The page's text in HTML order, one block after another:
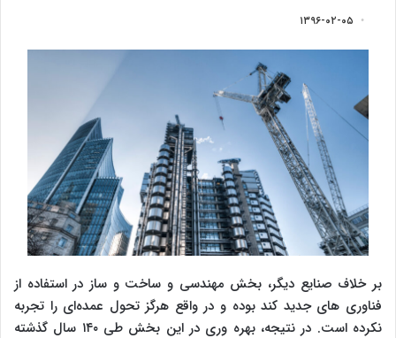
۱۳۹۶-۰۲-۰۵
بر خلاف صنایع دیگر، بخش مهندسی و ساخت و ساز در استفاده از
فناوری ‌های جدید کند بوده و در واقع هرگز تحول عمده‌ای را تجربه
نکرده است. در نتیجه، بهره وری در این بخش طی ۱۴۰ سال گذشته